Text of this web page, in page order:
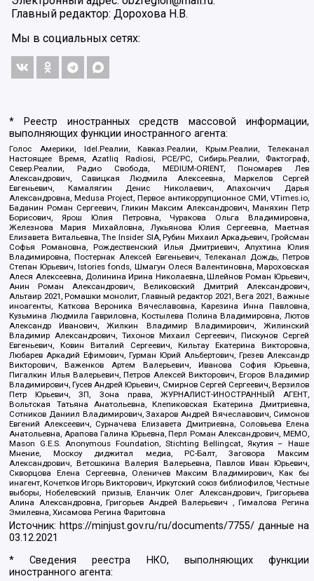
Главный редактор: Дорохова Н.В.
Мы в социальных сетях:
* Реестр иностранных средств массовой информации,
выполняющих функции иностранного агента:
Голос Америки, Idel.Реалии, Кавказ.Реалии, Крым.Реалии, Телеканал
Настоящее Время, Azatliq Radiosi, PCE/PC, Сибирь.Реалии, Фактограф,
Север.Реалии, Радио Свобода, MEDIUM-ORIENT, Пономарев Лев
Александрович, Савицкая Людмила Алексеевна, Маркелов Сергей
Евгеньевич, Камалягин Денис Николаевич, Апахончич Дарья
Александровна, Medusa Project, Первое антикоррупционное СМИ, VTimes.io,
Баданин Роман Сергеевич, Гликин Максим Александрович, Маняхин Петр
Борисович, Ярош Юлия Петровна, Чуракова Ольга Владимировна,
Железнова Мария Михайловна, Лукьянова Юлия Сергеевна, Маетная
Елизавета Витальевна, The Insider SIA, Рубин Михаил Аркадьевич, Гройсман
Софья Романовна, Рождественский Илья Дмитриевич, Апухтина Юлия
Владимировна, Постернак Алексей Евгеньевич, Телеканал Дождь, Петров
Степан Юрьевич, Istories fonds, Шмагун Олеся Валентиновна, Мароховская
Алеся Алексеевна, Долинина Ирина Николаевна, Шлейнов Роман Юрьевич,
Анин Роман Александрович, Великовский Дмитрий Александрович,
Альтаир 2021, Ромашки монолит, Главный редактор 2021, Вега 2021, Важные
иноагенты, Каткова Вероника Вячеславовна, Карезина Инна Павловна,
Кузьмина Людмила Гавриловна, Костылева Полина Владимировна, Лютов
Александр Иванович, Жилкин Владимир Владимирович, Жилинский
Владимир Александрович, Тихонов Михаил Сергеевич, Пискунов Сергей
Евгеньевич, Ковин Виталий Сергеевич, Кильтау Екатерина Викторовна,
Любарев Аркадий Ефимович, Гурман Юрий Альбертович, Грезев Александр
Викторович, Важенков Артем Валерьевич, Иванова София Юрьевна,
Пигалкин Илья Валерьевич, Петров Алексей Викторович, Егоров Владимир
Владимирович, Гусев Андрей Юрьевич, Смирнов Сергей Сергеевич, Верзилов
Петр Юрьевич, ЗП, Зона права, ЖУРНАЛИСТ-ИНОСТРАННЫЙ АГЕНТ,
Вольтская Татьяна Анатольевна, Клепиковская Екатерина Дмитриевна,
Сотников Даниил Владимирович, Захаров Андрей Вячеславович, Симонов
Евгений Алексеевич, Сурначева Елизавета Дмитриевна, Соловьева Елена
Анатольевна, Арапова Галина Юрьевна, Перл Роман Александрович, МЕМО,
Mason G.E.S. Anonymous Foundation, Stichting Bellingcat, Якутия – Наше
Мнение, Москоу диджитал медиа, РС-Балт, Заговора Максим
Александрович, Ветошкина Валерия Валерьевна, Павлов Иван Юрьевич,
Скворцова Елена Сергеевна, Оленичев Максим Владимирович, Как бы
инагент, Кочетков Игорь Викторович, Иркутский союз библиофилов, Честные
выборы, Нобелевский призыв, Еланчик Олег Александрович, Григорьева
Алина Александровна, Григорьев Андрей Валерьевич , Гималова Регина
Эмилевна, Хисамова Регина Фаритовна
Источник: https://minjust.gov.ru/ru/documents/7755/ данные на
03.12.2021
* Сведения реестра НКО, выполняющих функции
иностранного агента: